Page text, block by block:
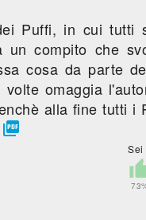
Puffi, in cui
compito che
cosa da parte
omaggia
alla fine tutti i
